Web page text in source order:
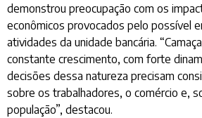
demonstrou preocupação com os
econômicos provocados pelo possível
atividades da unidade bancária.
constante crescimento, com forte
decisões dessa natureza precisam
sobre os trabalhadores, o comércio e,
população”, destacou.